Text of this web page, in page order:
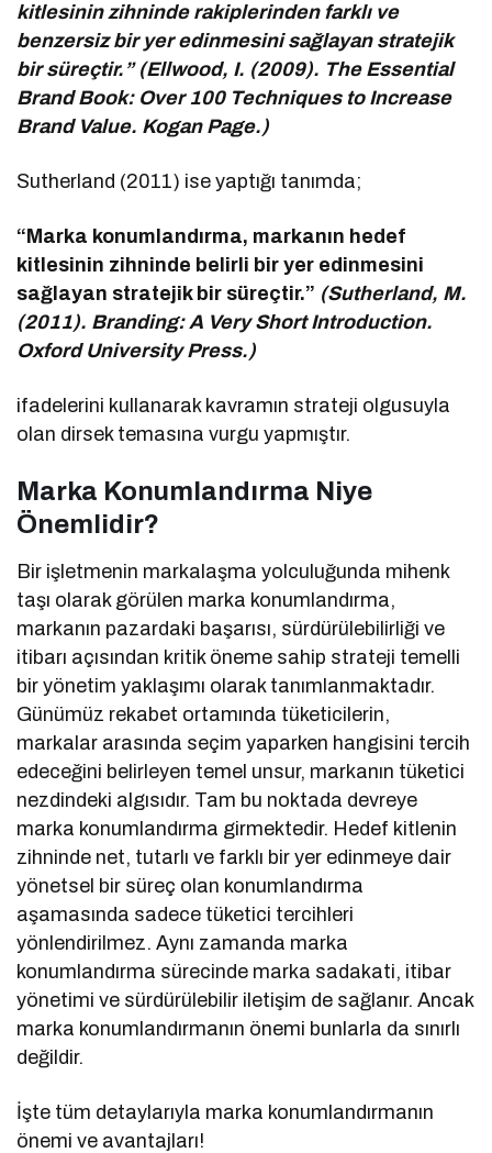
kitlesinin zihninde rakiplerinden farklı ve
benzersiz bir yer edinmesini sağlayan stratejik
bir süreçtir.” (Ellwood, I. (2009). The Essential
Brand Book: Over 100 Techniques to Increase
Brand Value. Kogan Page.)
Sutherland (2011) ise yaptığı tanımda;
“Marka konumlandırma, markanın hedef
kitlesinin zihninde belirli bir yer edinmesini
sağlayan stratejik bir süreçtir.” (Sutherland, M.
(2011). Branding: A Very Short Introduction.
Oxford University Press.)
ifadelerini kullanarak kavramın strateji olgusuyla
olan dirsek temasına vurgu yapmıştır.
Marka Konumlandırma Niye
Önemlidir?
Bir işletmenin markalaşma yolculuğunda mihenk
taşı olarak görülen marka konumlandırma,
markanın pazardaki başarısı, sürdürülebilirliği ve
itibarı açısından kritik öneme sahip strateji temelli
bir yönetim yaklaşımı olarak tanımlanmaktadır.
Günümüz rekabet ortamında tüketicilerin,
markalar arasında seçim yaparken hangisini tercih
edeceğini belirleyen temel unsur, markanın tüketici
nezdindeki algısıdır. Tam bu noktada devreye
marka konumlandırma girmektedir. Hedef kitlenin
zihninde net, tutarlı ve farklı bir yer edinmeye dair
yönetsel bir süreç olan konumlandırma
aşamasında sadece tüketici tercihleri
yönlendirilmez. Aynı zamanda marka
konumlandırma sürecinde marka sadakati, itibar
yönetimi ve sürdürülebilir iletişim de sağlanır. Ancak
marka konumlandırmanın önemi bunlarla da sınırlı
değildir.
İşte tüm detaylarıyla marka konumlandırmanın
önemi ve avantajları!